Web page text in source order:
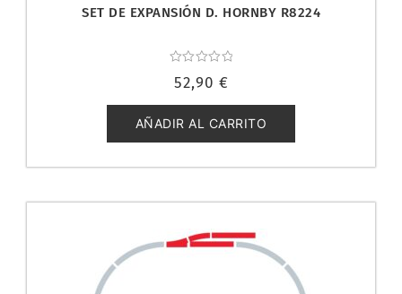
SET DE EXPANSIÓN D. HORNBY R8224
con
de
5
52,90 €
AÑADIR AL CARRITO